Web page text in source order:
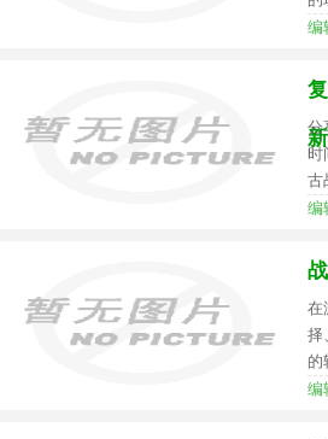
编
分
时
古
编
在
择
的
编